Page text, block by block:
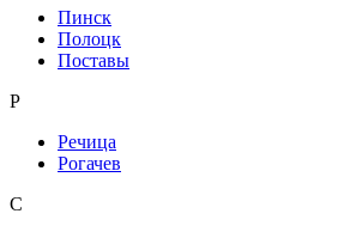
Пинск
Полоцк
Поставы
Р
Речица
Рогачев
С